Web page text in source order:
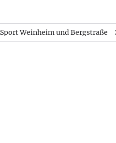
Sport Weinheim und Bergstraße